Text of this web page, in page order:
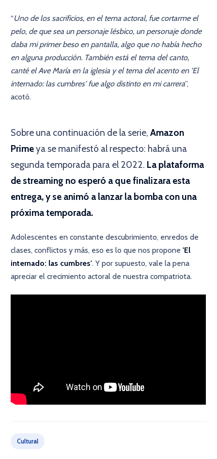
“Uno de los sacrificios, en el tema actoral, fue cortarme el
pelo, de que sea un personaje lésbico, un personaje donde
daba mi primer beso en pantalla, algo que no había hecho
en alguna producción. También está el tema del canto,
canté el Ave María en la iglesia y el tema del acento en 'El
internado: las cumbres' fue algo distinto en mi carrera”,
acotó.
Sobre una continuación de la serie,Amazon
Primeya se manifestó al respecto: habrá una
segunda temporada para el 2022. La plataforma
de streaming no esperó a que finalizara esta
entrega, y se animó a lanzar la bomba con una
próxima temporada.
Adolescentes en constante descubrimiento, enredos de
clases, conflictos y más, eso es lo que nos propone'El
internado: las cumbres'. Y por supuesto, vale la pena
apreciar el crecimiento actoral de nuestra compatriota.
Cultural